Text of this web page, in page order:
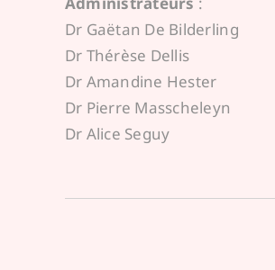
Dr Gaëtan De Bilderling
Dr Thérèse Dellis
Dr Amandine Hester
Dr Pierre Masscheleyn
Dr Alice Seguy